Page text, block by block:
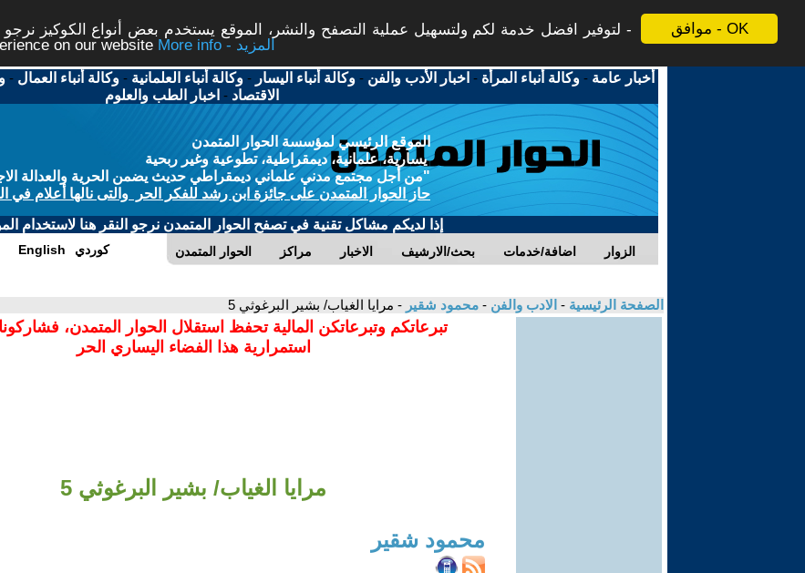
موافق - OK
لتوفير افضل خدمة لكم ولتسهيل عملية التصفح والنشر، الموقع يستخدم بعض أنواع الكوكيز
on our website
More info - المزيد
أخبار عامة -وكالة أنباء المرأة - اخبار الأدب والفن -وكالة أنباء اليسار -وكالة أنباء العلمانية -وكالة أنباء العمال -
الاقتصاد - اخبار الطب والعلوم
الموقع الرئيسي لمؤسسة الحوار المتمدن
يسارية، علمانية، ديمقراطية، تطوعية وغير ربحية
"من أجل مجتمع مدني علماني ديمقراطي حديث يضمن الحرية والعدالة
حاز الحوار المتمدن على جائزة ابن رشد للفكر الحر والتى نالها أعلام في
إذا لديكم مشاكل تقنية في تصفح الحوار المتمدن نرجو النقر هنا لاستخدام
الحوار المتمدن مراكز الاخبار بحث/الارشيف اضافة/خدمات الزوار English كوردي
الصفحة الرئيسية - الادب والفن - محمود شقير - مرايا الغياب/ بشير البرغوثي 5
تبرعاتكم وتبرعاتكن المالية تحفظ استقلال الحوار المتمدن،
استمرارية هذا الفضاء اليساري الحر
مرايا الغياب/ بشير البرغوثي 5
محمود شقير